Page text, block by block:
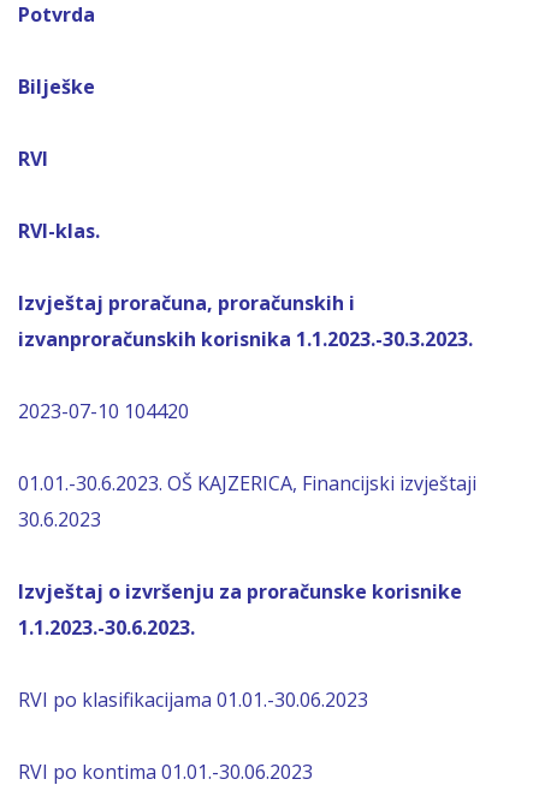
Potvrda
Bilješke
RVI
RVI-klas.
Izvještaj proračuna, proračunskih i
izvanproračunskih korisnika 1.1.2023.-30.3.2023.
2023-07-10 104420
01.01.-30.6.2023. OŠ KAJZERICA, Financijski izvještaji
30.6.2023
Izvještaj o izvršenju za proračunske korisnike
1.1.2023.-30.6.2023.
RVI po klasifikacijama 01.01.-30.06.2023
RVI po kontima 01.01.-30.06.2023